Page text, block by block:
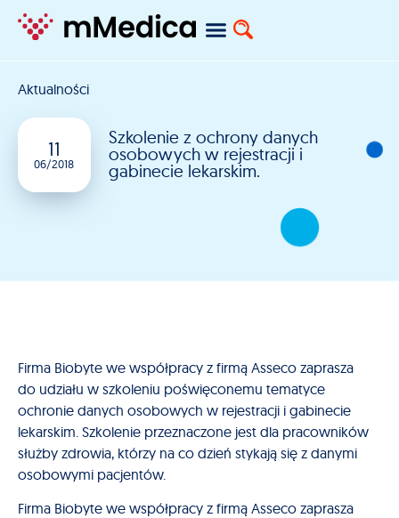
Aktualności
11
06/2018
Szkolenie z ochrony danych
osobowych w rejestracji i
gabinecie lekarskim.
Firma Biobyte we współpracy z firmą Asseco zaprasza
do udziału w szkoleniu poświęconemu tematyce
ochronie danych osobowych w rejestracji i gabinecie
lekarskim. Szkolenie przeznaczone jest dla pracowników
służby zdrowia, którzy na co dzień stykają się z danymi
osobowymi pacjentów.
Firma Biobyte we współpracy z firmą Asseco zaprasza